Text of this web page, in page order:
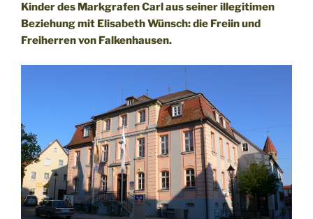
Kinder des Markgrafen Carl aus seiner illegitimen
Beziehung mit Elisabeth Wünsch: die Freiin und
Freiherren von Falkenhausen.